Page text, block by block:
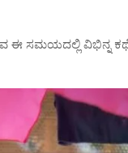
ಈ ಸಮಯದಲ್ಲಿ ವಿಭಿನ್ನ